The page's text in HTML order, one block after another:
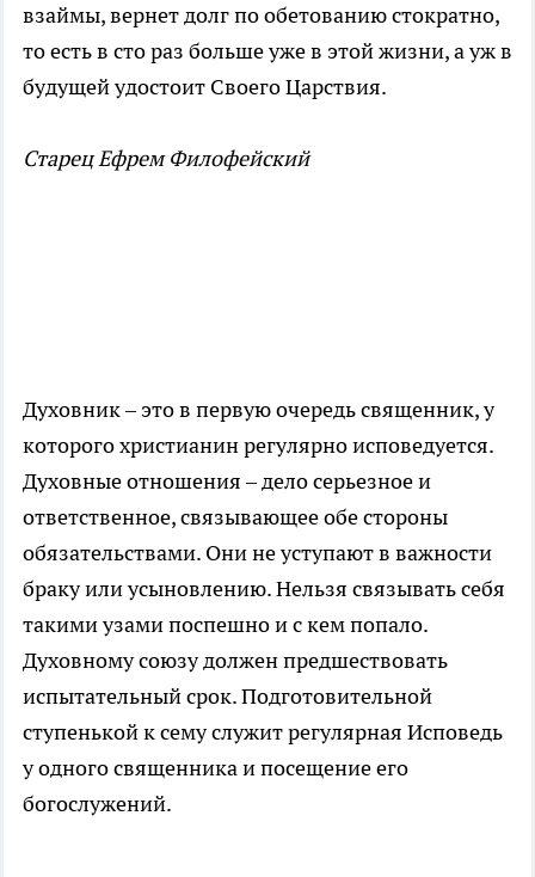
взаймы, вернет долг по обетованию стократно,
то есть в сто раз больше уже в этой жизни, а уж в
будущей удостоит Своего Царствия.
Старец Ефрем Филофейский
Духовник – это в первую очередь священник, у
которого христианин регулярно исповедуется.
Духовные отношения – дело серьезное и
ответственное, связывающее обе стороны
обязательствами. Они не уступают в важности
браку или усыновлению. Нельзя связывать себя
такими узами поспешно и с кем попало.
Духовному союзу должен предшествовать
испытательный срок. Подготовительной
ступенькой к сему служит регулярная Исповедь
у одного священника и посещение его
богослужений.